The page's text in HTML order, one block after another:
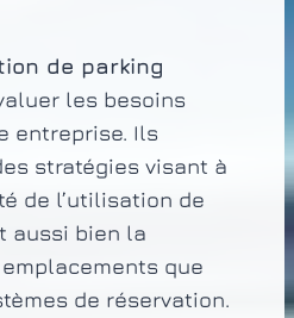
de parking
les besoins
entreprise. Ils
stratégies visant à
de l’utilisation de
aussi bien la
que
de réservation.